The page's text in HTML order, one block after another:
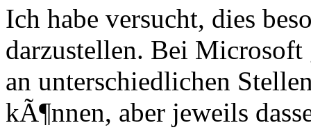
Ich habe versucht, dies
darzustellen. Bei
an unterschiedlichen
kÃ¶nnen, aber jeweils